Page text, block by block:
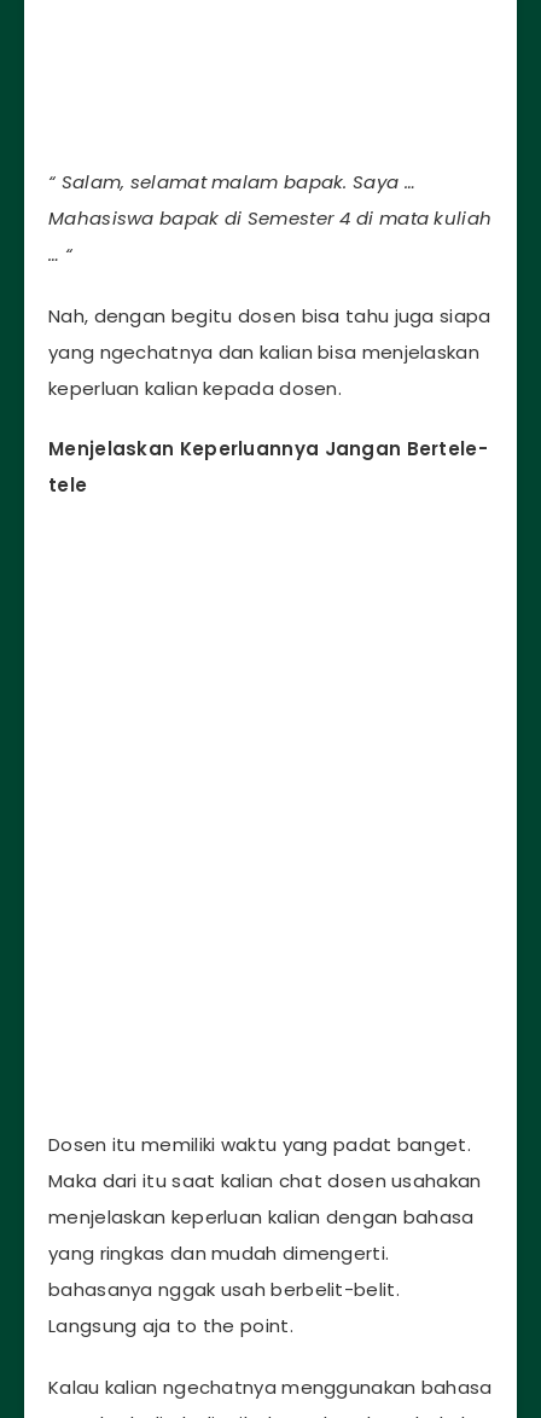
“ Salam, selamat malam bapak. Saya …
Mahasiswa bapak di Semester 4 di mata kuliah
… “
Nah, dengan begitu dosen bisa tahu juga siapa
yang ngechatnya dan kalian bisa menjelaskan
keperluan kalian kepada dosen.
Menjelaskan Keperluannya Jangan Bertele-
tele
Dosen itu memiliki waktu yang padat banget.
Maka dari itu saat kalian chat dosen usahakan
menjelaskan keperluan kalian dengan bahasa
yang ringkas dan mudah dimengerti.
bahasanya nggak usah berbelit-belit.
Langsung aja to the point.
Kalau kalian ngechatnya menggunakan bahasa